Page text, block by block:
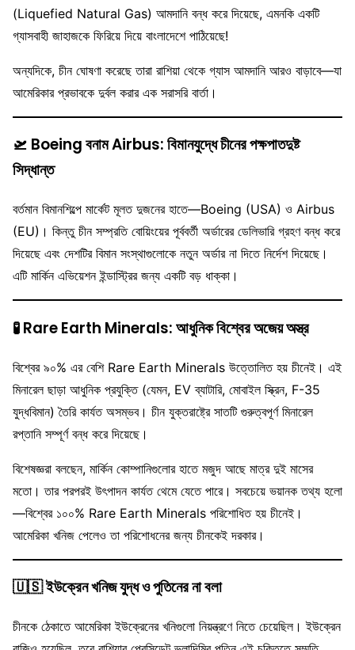
(Liquefied Natural Gas) আমদানি বন্ধ করে দিয়েছে, এমনকি একটি
গ্যাসবাহী জাহাজকে ফিরিয়ে দিয়ে বাংলাদেশে পাঠিয়েছে!
অন্যদিকে, চীন ঘোষণা করেছে তারা রাশিয়া থেকে গ্যাস আমদানি আরও বাড়াবে—যা
আমেরিকার প্রভাবকে দুর্বল করার এক সরাসরি বার্তা।
🛫 Boeing বনাম Airbus: বিমানযুদ্ধে চীনের পক্ষপাতদুষ্ট
সিদ্ধান্ত
বর্তমান বিমানশিল্পে মার্কেট মূলত দুজনের হাতে—Boeing (USA) ও Airbus
(EU)। কিন্তু চীন সম্প্রতি বোয়িংয়ের পূর্ববর্তী অর্ডারের ডেলিভারি গ্রহণ বন্ধ করে
দিয়েছে এবং দেশটির বিমান সংস্থাগুলোকে নতুন অর্ডার না দিতে নির্দেশ দিয়েছে।
এটি মার্কিন এভিয়েশন ইন্ডাস্ট্রির জন্য একটি বড় ধাক্কা।
🧪Rare Earth Minerals: আধুনিক বিশ্বের অজেয় অস্ত্র
বিশ্বের ৯০% এর বেশি Rare Earth Minerals উত্তোলিত হয় চীনেই। এই
মিনারেল ছাড়া আধুনিক প্রযুক্তি (যেমন, EV ব্যাটারি, মোবাইল স্ক্রিন, F-35
যুদ্ধবিমান) তৈরি কার্যত অসম্ভব। চীন যুক্তরাষ্ট্রে সাতটি গুরুত্বপূর্ণ মিনারেল
রপ্তানি সম্পূর্ণ বন্ধ করে দিয়েছে।
বিশেষজ্ঞরা বলছেন, মার্কিন কোম্পানিগুলোর হাতে মজুদ আছে মাত্র দুই মাসের
মতো। তার পরপরই উৎপাদন কার্যত থেমে যেতে পারে। সবচেয়ে ভয়ানক তথ্য হলো
—বিশ্বের ১০০% Rare Earth Minerals পরিশোধিত হয় চীনেই।
আমেরিকা খনিজ পেলেও তা পরিশোধনের জন্য চীনকেই দরকার।
🇺🇸ইউক্রেন খনিজ যুদ্ধ ও পুতিনের না বলা
চীনকে ঠেকাতে আমেরিকা ইউক্রেনের খনিগুলো নিয়ন্ত্রণে নিতে চেয়েছিল। ইউক্রেন